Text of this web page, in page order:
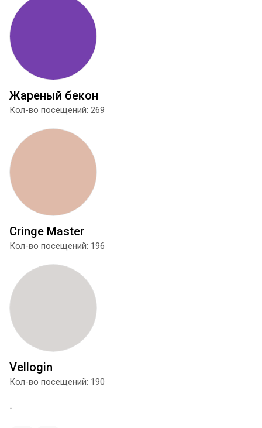
Жареный бекон
Кол-во посещений: 269
Cringe Master
Кол-во посещений: 196
Vellogin
Кол-во посещений: 190
-